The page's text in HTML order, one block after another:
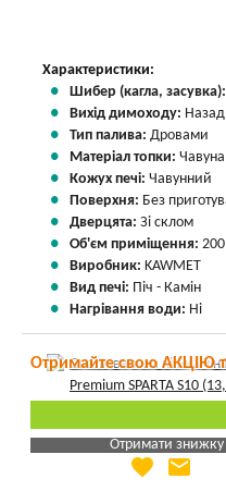
Характеристики:
Шибер (кагла,
Вихід димоходу:
Тип палива: Дровами
Матеріал топки: Чавуна
Кожух печі: Чавунний
Поверхня: Без
Дверцята: Зі склом
Об'єм приміщення:
Виробник: KAWMET
Вид печі: Піч - Камін
Нагрівання води: Ні
Отримайте свою АКЦІЮ
Отримати знижку
Яка Ваша ціна
favorite email